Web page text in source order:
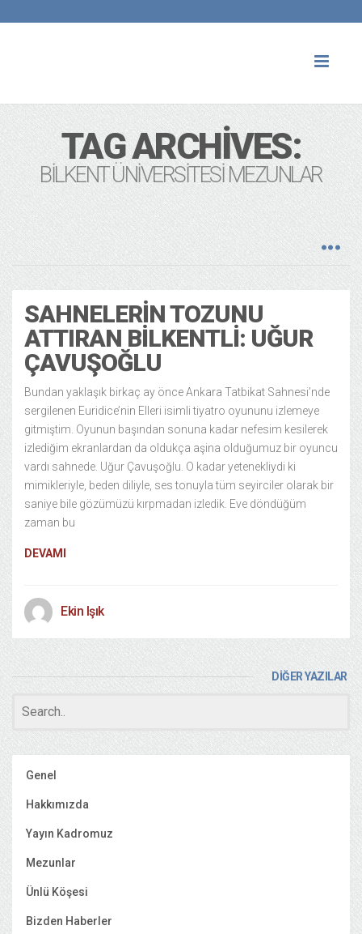
TAG ARCHIVES:
BILKENT ÜNIVERSITESI MEZUNLAR
SAHNELERIN TOZUNU
ATTIRAN BILKENTLI: UĞUR
ÇAVUŞOĞLU
Bundan yaklaşık birkaç ay önce Ankara Tatbikat Sahnesi’nde
sergilenen Euridice’nin Elleri isimli tiyatro oyununu izlemeye
gitmiştim. Oyunun başından sonuna kadar nefesim kesilerek
izlediğim ekranlardan da oldukça aşina olduğumuz bir oyuncu
vardı sahnede. Uğur Çavuşoğlu. O kadar yetenekliydi ki
mimikleriyle, beden diliyle, ses tonuyla tüm seyirciler olarak bir
saniye bile gözümüzü kırpmadan izledik. Eve döndüğüm
zaman bu
DEVAMI
Ekin Işık
DİĞER YAZILAR
Genel
Hakkımızda
Yayın Kadromuz
Mezunlar
Ünlü Köşesi
Bizden Haberler